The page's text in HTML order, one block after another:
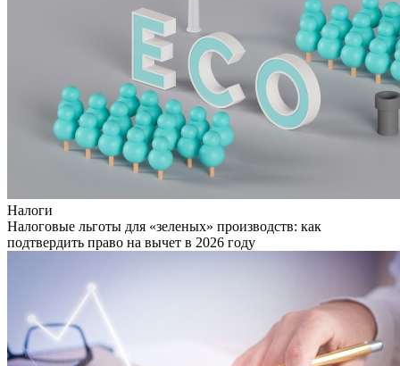
Налоги
Налоговые льготы для «зеленых» производств: как
подтвердить право на вычет в 2026 году